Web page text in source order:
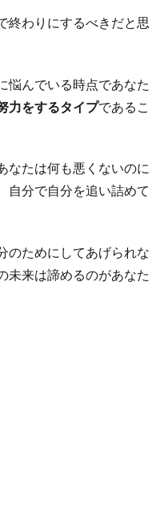
終わりにするべきだと思
悩んでいる時点であなた
力をするタイプであるこ
なたは何も悪くないのに
自分で自分を追い詰めて
のためにしてあげられな
未来は諦めるのがあなた